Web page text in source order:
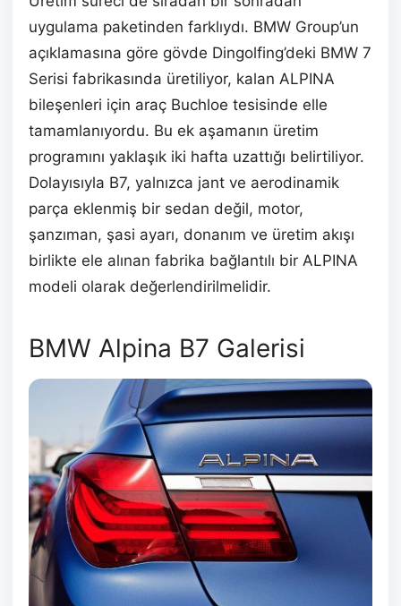
uygulama paketinden farklıydı. BMW Group’un
açıklamasına göre gövde Dingolfing’deki BMW 7
Serisi fabrikasında üretiliyor, kalan ALPINA
bileşenleri için araç Buchloe tesisinde elle
tamamlanıyordu. Bu ek aşamanın üretim
programını yaklaşık iki hafta uzattığı belirtiliyor.
Dolayısıyla B7, yalnızca jant ve aerodinamik
parça eklenmiş bir sedan değil, motor,
şanzıman, şasi ayarı, donanım ve üretim akışı
birlikte ele alınan fabrika bağlantılı bir ALPINA
modeli olarak değerlendirilmelidir.
BMW Alpina B7 Galerisi